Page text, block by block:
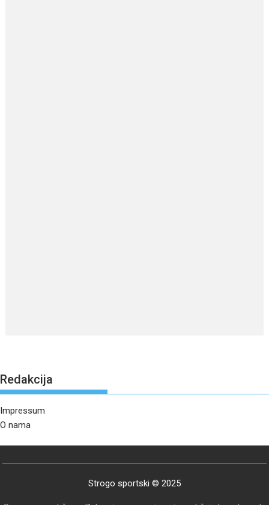
Redakcija
Impressum
O nama
Strogo sportski © 2025